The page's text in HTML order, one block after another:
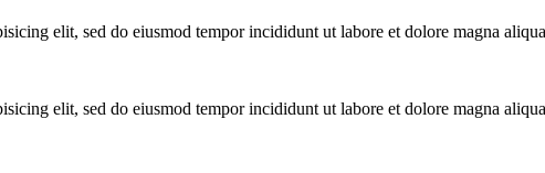
elit, sed do eiusmod tempor incididunt ut labore et dolore magna aliqua
elit, sed do eiusmod tempor incididunt ut labore et dolore magna aliqua